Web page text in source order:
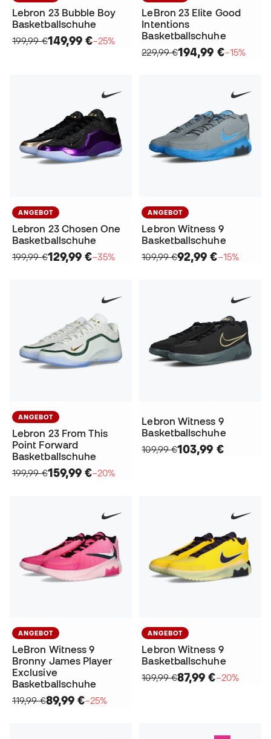
Lebron 23 Bubble Boy
Basketballschuhe
199,99 €149,99 €−25%
LeBron 23 Elite Good
Intentions
Basketballschuhe
229,99 €194,99 €−15%
ANGEBOT
Lebron 23 Chosen One
Basketballschuhe
199,99 €129,99 €−35%
ANGEBOT
Lebron Witness 9
Basketballschuhe
109,99 €92,99 €−15%
ANGEBOT
Lebron 23 From This
Point Forward
Basketballschuhe
199,99 €159,99 €−20%
Lebron Witness 9
Basketballschuhe
109,99 €103,99 €
ANGEBOT
LeBron Witness 9
Bronny James Player
Exclusive
Basketballschuhe
119,99 €89,99 €−25%
ANGEBOT
Lebron Witness 9
Basketballschuhe
109,99 €87,99 €−20%